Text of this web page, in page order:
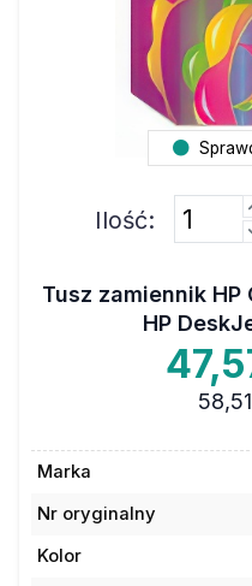
Ilość:
Tusz zamiennik HP
HP
Marka
Nr oryginalny
Kolor